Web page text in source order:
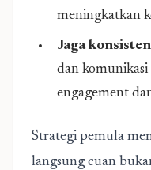
meningkatkan
Jaga
dan
engagement
Strategi pemula
langsung cuan